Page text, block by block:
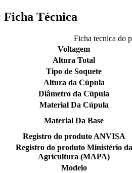
Ficha Técnica
Ficha tecnica do
Voltagem
Altura Total
Tipo de Soquete
Altura da Cúpula
Diâmetro da Cúpula
Material Da Cúpula
Material Da Base
Registro do produto ANVISA
Registro do produto Ministério da
Agricultura (MAPA)
Modelo